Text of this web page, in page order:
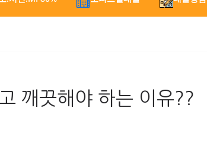
깨끗해야 하는 이유??